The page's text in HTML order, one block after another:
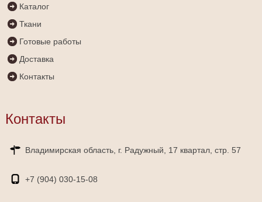
Каталог
Ткани
Готовые работы
Доставка
Контакты
Контакты
Владимирская область, г. Радужный, 17 квартал, стр. 57
+7 (904) 030-15-08